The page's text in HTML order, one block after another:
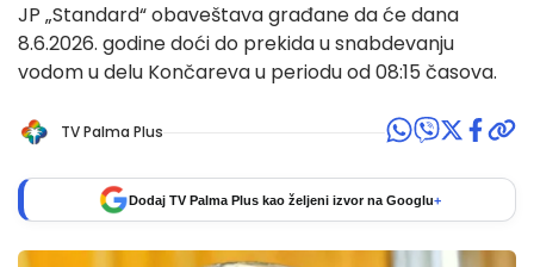
JP „Standard“ obaveštava građane da će dana
8.6.2026. godine doći do prekida u snabdevanju
vodom u delu Končareva u periodu od 08:15 časova.
TV Palma Plus
Dodaj TV Palma Plus kao željeni izvor na Googlu+